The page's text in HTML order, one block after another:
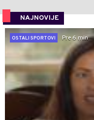
NAJNOVIJE
OSTALI SPORTOVI
Pre 6 min